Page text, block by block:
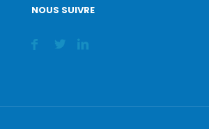
NOUS SUIVRE